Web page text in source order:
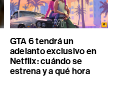
GTA 6 tendrá un
adelanto exclusivo en
Netflix: cuándo se
estrena y a qué hora